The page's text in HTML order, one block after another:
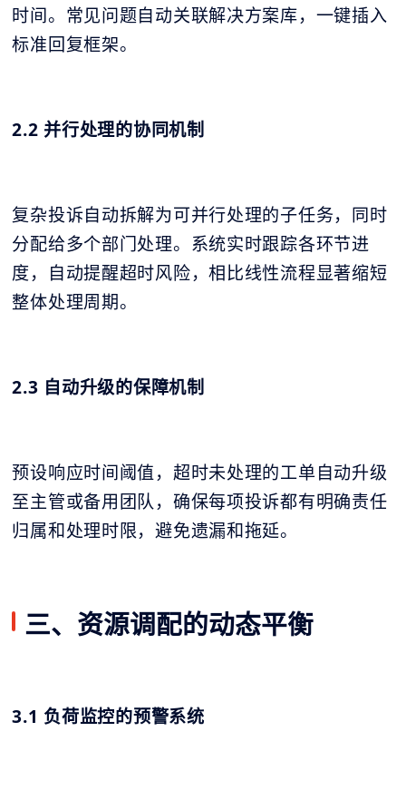
时间。常见问题自动关联解决方案库，一键插入
标准回复框架。
2.2 并行处理的协同机制
复杂投诉自动拆解为可并行处理的子任务，同时
分配给多个部门处理。系统实时跟踪各环节进
度，自动提醒超时风险，相比线性流程显著缩短
整体处理周期。
2.3 自动升级的保障机制
预设响应时间阈值，超时未处理的工单自动升级
至主管或备用团队，确保每项投诉都有明确责任
归属和处理时限，避免遗漏和拖延。
三、资源调配的动态平衡
3.1 负荷监控的预警系统